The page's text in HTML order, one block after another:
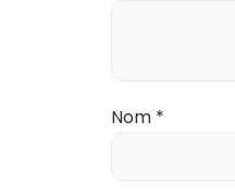
Nom *